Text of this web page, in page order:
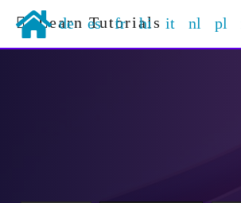
Learn Tutorials
de es fr hi it nl pl